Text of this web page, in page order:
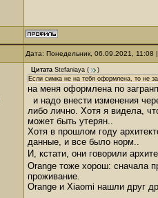
Дата: Понедельник, 06.09.2021,
Цитата Stefaniaya (
)
Если симка не на тебя оформлена, то не
на меня оформлена по
и надо внести изменения
либо лично. Хотя я видела,
может быть утерян..
Хотя в прошлом году
данные, и все было норм..
И, кстати, они говорили
Orange тоже хорош: сначала
проживание.
Orange и Xiaomi нашли друг